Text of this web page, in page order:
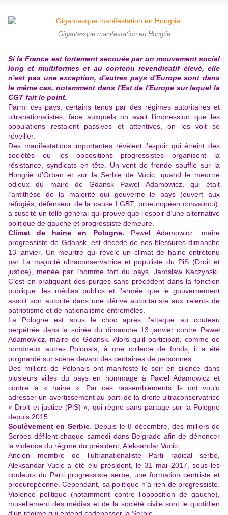
Gigantesque manifestation en Hongrie
Si la France est fortement secouée par un mouvement social
long et multiformes et au contenu revendicatif élevé, elle
n'est pas une exception, d'autres pays d'Europe sont dans
le même cas, notamment dans l'Est de l'Europe sur lequel la
CGT fait le point.
Parmi ces pays, certains tenus par des régimes autoritaires et
ultranationalistes, face auxquels on avait l’impression que les
populations restaient passives et attentives, on les voit se
réveiller.
Des manifestations importantes révèlent l’espoir qui étreint des
sociétés où les oppositions progressistes organisent la
résistance, syndicats en tête. Un vent de fronde souffle sur la
Hongrie d’Orban et sur la Serbie de Vucic, quand le meurtre
odieux du maire de Gdansk Paweł Adamowicz, qui était
l’antithèse de la majorité qui gouverne le pays (ouvert aux
réfugiés, défenseur de la cause LGBT, proeuropéen convaincu),
a suscité un tollé général qui prouve que l’espoir d’une alternative
politique de gauche et progressiste demeure.
Climat de haine en Pologne. Paweł Adamowicz, maire
progressiste de Gdansk, est décédé de ses blessures dimanche
13 janvier. Un meurtre qui révèle un climat de haine entretenu
par La majorité ultraconservatrice et populiste du PiS (Droit et
justice), menée par l’homme fort du pays, Jaroslaw Kaczynski.
C’est en pratiquant des purges sans précédent dans la fonction
publique, les médias publics et l’armée que le gouvernement
assoit son autorité dans une dérive autoritariste aux relents de
patriotisme et de nationalisme entremêlés.
La Pologne est sous le choc après l’attaque au couteau
perpétrée dans la soirée du dimanche 13 janvier contre Paweł
Adamowicz, maire de Gdansk. Alors qu’il participait, comme de
nombreux autres Polonais, à une collecte de fonds, il a été
poignardé sur scène devant des centaines de personnes.
Des milliers de Polonais ont manifesté le soir en silence dans
plusieurs villes du pays en hommage à Paweł Adamowicz et
contre la « haine ». Par ces rassemblements ils ont voulu
adresser un avertissement au parti de la droite ultraconservatrice
« Droit et justice (PiS) », qui règne sans partage sur la Pologne
depuis 2015.
Soulèvement en Serbie. Depuis le 8 décembre, des milliers de
Serbes défilent chaque samedi dans Belgrade afin de dénoncer
la violence du régime du président, Aleksandar Vucic.
Ancien membre de l’ultranationaliste Parti radical serbe,
Aleksandar Vucic a été élu président, le 31 mai 2017, sous les
couleurs du Parti progressiste serbe, une formation centriste et
proeuropéenne. Cependant, sa politique n’a rien de progressiste.
Violence politique (notamment contre l’opposition de gauche),
musellement des médias et de la société civile sont le quotidien